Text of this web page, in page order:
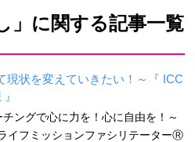
」に関する記事一覧
現状を変えていきたい！～『 ICC
ングで心に力を！心に自由を！～
フミッションファシリテーターⓇ